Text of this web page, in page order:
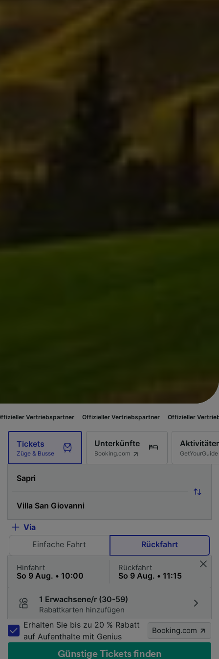
Offizieller Vertriebspartner Offizieller Vertriebspartner
Tickets
Züge & Busse
Unterkünfte
Booking.com GetYourGuide
Via
Einfache Fahrt
Rückfahrt
Hinfahrt Rückfahrt
1 Erwachsene/r (30-59)
Rabattkarten hinzufügen
Erhalten Sie bis zu 20 % Rabatt
auf Aufenthalte mit Genius
Booking.com
Günstige Tickets finden